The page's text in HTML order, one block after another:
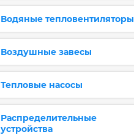
Водяные тепловентиляторы
Воздушные завесы
Тепловые насосы
Распределительные
устройства